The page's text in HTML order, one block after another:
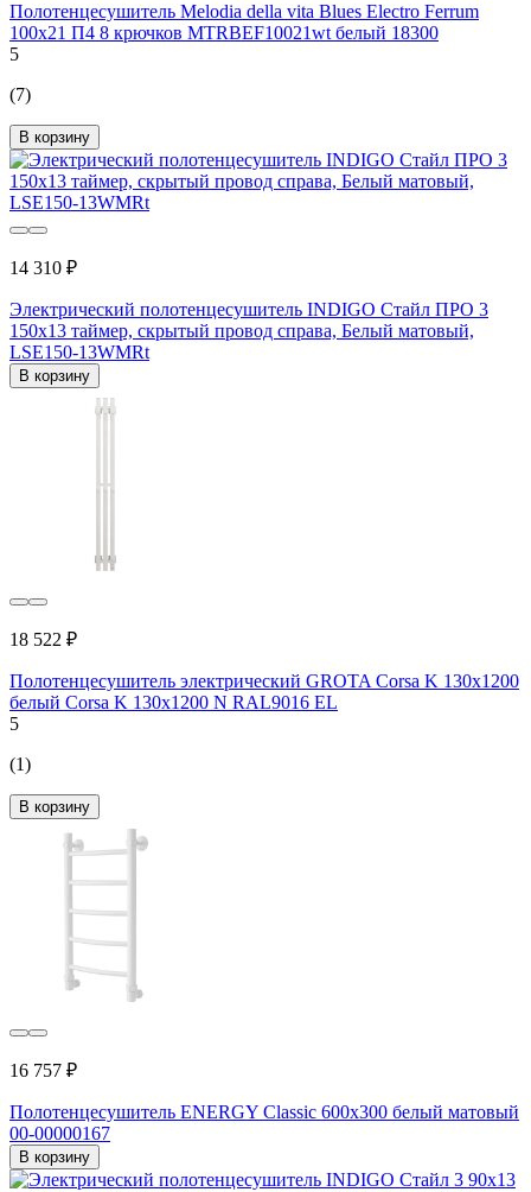
Полотенцесушитель Melodia della vita Blues Electro Ferrum
100x21 П4 8 крючков MTRBEF10021wt белый 18300
5
(7)
В корзину
14 310 ₽
Электрический полотенцесушитель INDIGO Стайл ПРО 3
150x13 таймер, скрытый провод справа, Белый матовый,
LSE150-13WMRt
В корзину
18 522 ₽
Полотенцесушитель электрический GROTA Corsa K 130x1200
белый Corsa K 130х1200 N RAL9016 EL
5
(1)
В корзину
16 757 ₽
Полотенцесушитель ENERGY Classic 600х300 белый матовый
00-00000167
В корзину